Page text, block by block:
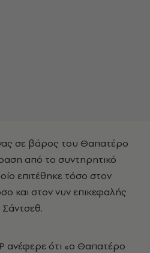
σε βάρος του Θαπατέρο
από το συντηρητικό
επιτέθηκε τόσο στον
και στον νυν επικεφαλής
ανέφερε ότι «ο Θαπατέρο